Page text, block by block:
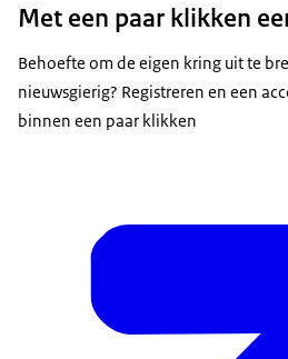
Met een paar klikken
Behoefte om de eigen kring uit te
nieuwsgierig? Registreren en een
binnen een paar klikken